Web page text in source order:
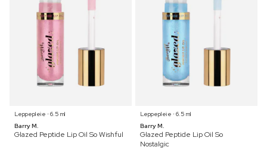
Leppepleie ⋅ 6.5 ml
Barry M.
Glazed Peptide Lip Oil So Wishful
Leppepleie ⋅ 6.5 ml
Barry M.
Glazed Peptide Lip Oil So
Nostalgic